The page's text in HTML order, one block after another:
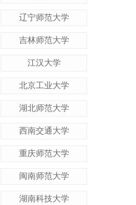
辽宁师范大学
吉林师范大学
江汉大学
北京工业大学
湖北师范大学
西南交通大学
重庆师范大学
闽南师范大学
湖南科技大学